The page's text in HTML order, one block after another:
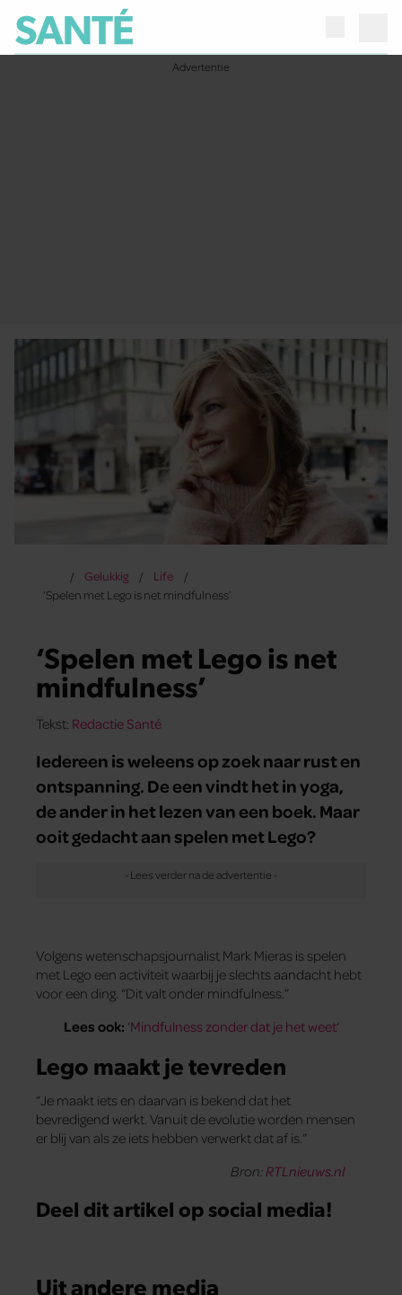
Gelukkig
Life
‘Spelen met Lego is net mindfulness’
‘Spelen met Lego is net
mindfulness’
Tekst: Redactie Santé
Iedereen is weleens op zoek naar rust en
ontspanning. De een vindt het in yoga,
de ander in het lezen van een boek. Maar
ooit gedacht aan spelen met Lego?
Volgens wetenschapsjournalist Mark Mieras is spelen
met Lego een activiteit waarbij je slechts aandacht hebt
voor een ding. “Dit valt onder mindfulness.”
Lees ook: ‘Mindfulness zonder dat je het weet‘
Lego maakt je tevreden
“Je maakt iets en daarvan is bekend dat het
bevredigend werkt. Vanuit de evolutie worden mensen
er blij van als ze iets hebben verwerkt dat af is.”
Bron:RTLnieuws.nl
Deel dit artikel op social media!
Uit andere media